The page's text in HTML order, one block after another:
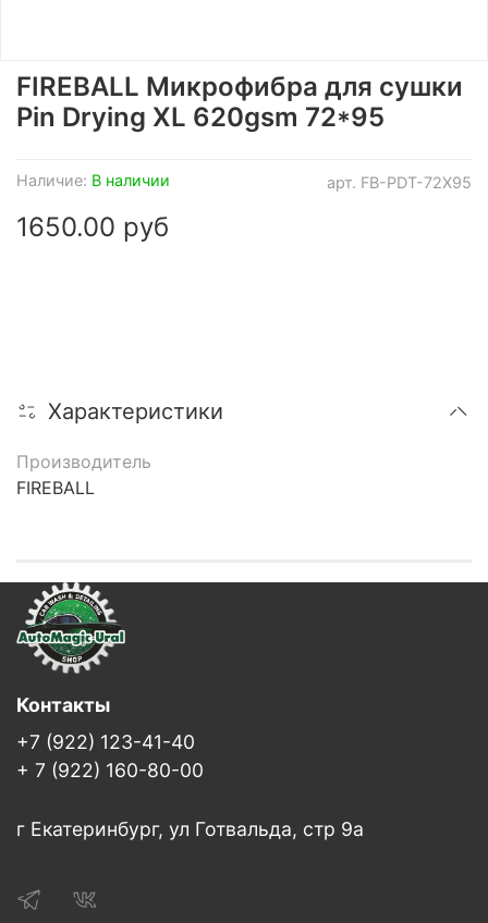
арт. FB-PDT-72X95
Наличие: В наличии
FIREBALL Микрофибра для сушки
Pin Drying XL 620gsm 72*95
1650.00 руб
Характеристики
Производитель
FIREBALL
Контакты
+7 (922) 123-41-40
+ 7 (922) 160-80-00
г Екатеринбург, ул Готвальда, стр 9а